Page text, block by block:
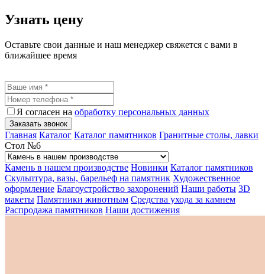
Узнать цену
Оставьте свои данные и наш менеджер свяжется с вами в
ближайшее время
Я согласен на обработку персональных данных
Заказать звонок
Главная Каталог Каталог памятников Гранитные столы, лавки
Стол №6
Камень в нашем производстве Новинки Каталог памятников
Скульптура, вазы, барельеф на памятник Художественное
оформление Благоустройство захоронений Наши работы 3D
макеты Памятники животным Средства ухода за камнем
Распродажа памятников Наши достижения